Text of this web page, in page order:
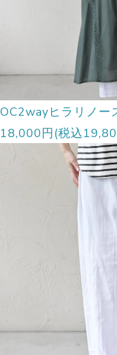
OC2wayヒラリノー
18,000円(税込